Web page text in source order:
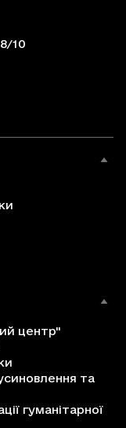
10
центр"
та
гуманітарної